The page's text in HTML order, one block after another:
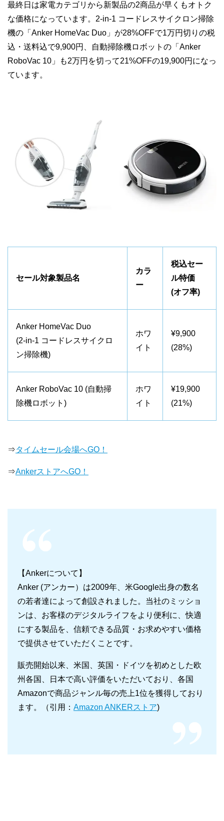
最終日は家電カテゴリから新製品の2商品が早くもオトク
な価格になっています。2-in-1 コードレスサイクロン掃除
機の「Anker HomeVac Duo」が28%OFFで1万円切りの税
込・送料込で9,900円、自動掃除機ロボットの「Anker
RoboVac 10」も2万円を切って21%OFFの19,900円になっ
ています。
セール対象製品名
カラ
ー
税込セー
ル特価
(オフ率)
Anker HomeVac Duo
(2-in-1 コードレスサイクロ
ン掃除機)
ホワ
イト
¥9,900
(28%)
Anker RoboVac 10 (自動掃
除機ロボット)
ホワ
イト
¥19,900
(21%)
⇒タイムセール会場へGO！
⇒AnkerストアへGO！
【Ankerについて】
Anker (アンカー）は2009年、米Google出身の数名
の若者達によって創設されました。当社のミッショ
ンは、お客様のデジタルライフをより便利に、快適
にする製品を、信頼できる品質・お求めやすい価格
で提供させていただくことです。
販売開始以来、米国、英国・ドイツを初めとした欧
州各国、日本で高い評価をいただいており、各国
Amazonで商品ジャンル毎の売上1位を獲得しており
ます。（引用： Amazon ANKERストア)